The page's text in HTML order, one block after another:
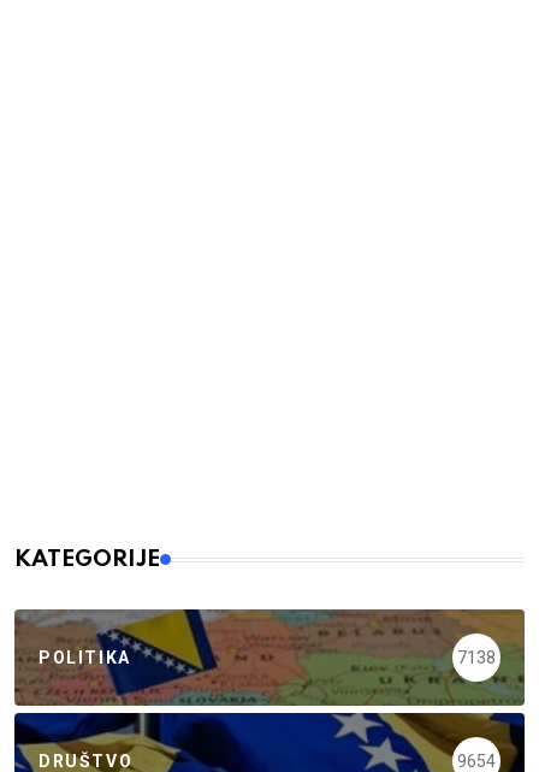
KATEGORIJE
POLITIKA 7138
DRUŠTVO 9654